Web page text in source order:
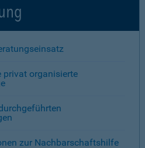
privat organisierte
zur Nachbarschaftshilfe